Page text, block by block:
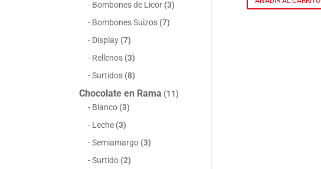
Bombones de Licor (3)
Bombones Suizos (7)
Display (7)
Rellenos (3)
Surtidos (8)
Chocolate en Rama (11)
Blanco (3)
Leche (3)
Semiamargo (3)
Surtido (2)